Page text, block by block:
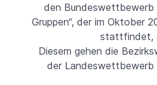
den Bundeswettbewerb
Gruppen“, der im Oktober
stattfindet,
Diesem gehen die
der Landeswettbewerb